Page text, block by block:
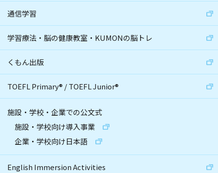
通信学習
学習療法・脳の健康教室・KUMONの脳トレ
くもん出版
TOEFL Primary® /TOEFL Junior®
施設・学校・企業での公文式
施設・学校向け導入事業
企業・学校向け日本語
English Immersion Activities